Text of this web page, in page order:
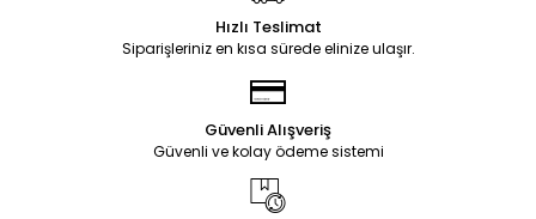
Hızlı Teslimat
Siparişleriniz en kısa sürede elinize ulaşır.
Güvenli Alışveriş
Güvenli ve kolay ödeme sistemi